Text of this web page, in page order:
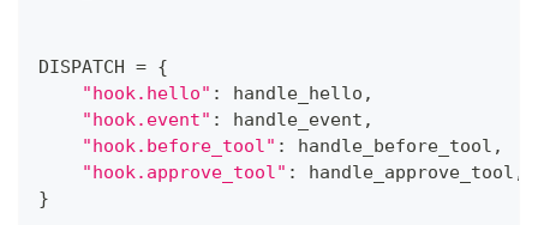
DISPATCH = {
"hook.hello" : handle_hello ,
"hook.event" : handle_event ,
"hook.before_tool" : handle_before_tool ,
"hook.approve_tool" : handle_approve_tool ,
}